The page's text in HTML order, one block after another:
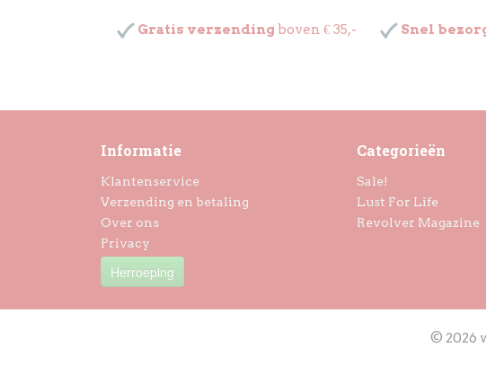
Gratis verzending boven € 35,- Snel
Informatie
Klantenservice
Verzending en betaling
Over ons
Privacy
Herroeping
Categorieën
Sale!
Lust For Life
Revolver Magazine
© 2026